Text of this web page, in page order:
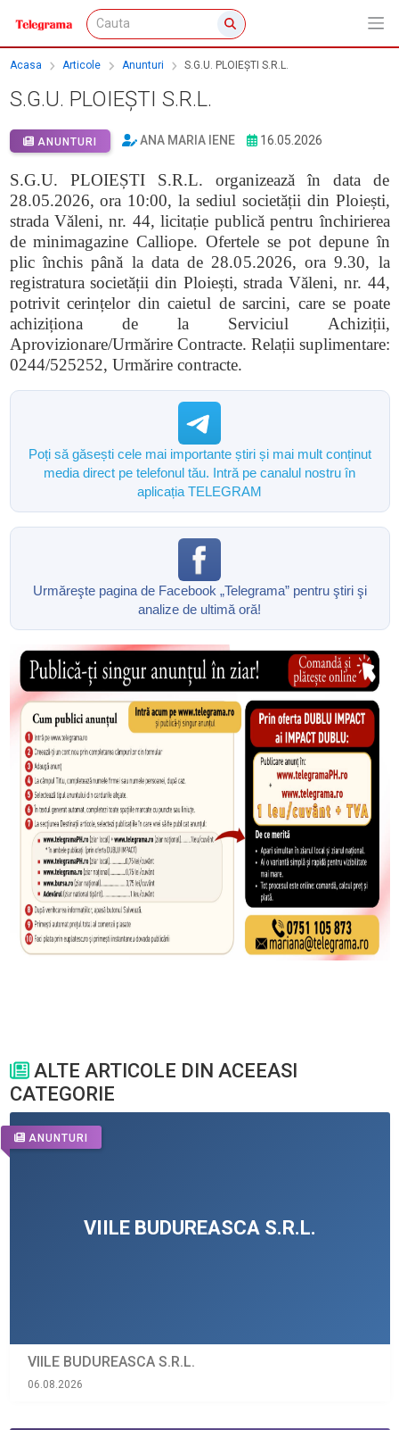
Acasa Articole Anunturi S.G.U. PLOIEȘTI S.R.L.
S.G.U. PLOIEȘTI S.R.L.
ANUNTURI ANA MARIA IENE 16.05.2026
S.G.U. PLOIEȘTI S.R.L. organizează în data de
28.05.2026, ora 10:00, la sediul societății din Ploiești,
strada Văleni, nr. 44, licitație publică pentru închirierea
de minimagazine Calliope.Ofertele se pot depune în
plic închis până la data de 28.05.2026, ora 9.30, la
registratura societății din Ploiești, strada Văleni, nr. 44,
potrivit cerințelor din caietul de sarcini, care se poate
achiziționa de la Serviciul Achiziții,
Aprovizionare/Urmărire Contracte. Relații suplimentare:
0244/525252, Urmărire contracte.
Poți să găsești cele mai importante știri și mai mult conținut
media direct pe telefonul tău. Intră pe canalul nostru în
aplicația TELEGRAM
Urmăreşte pagina de Facebook „Telegrama” pentru ştiri şi
analize de ultimă oră!
ALTE ARTICOLE DIN ACEEASI
CATEGORIE
ANUNTURI
VIILE BUDUREASCA S.R.L.
06.08.2026